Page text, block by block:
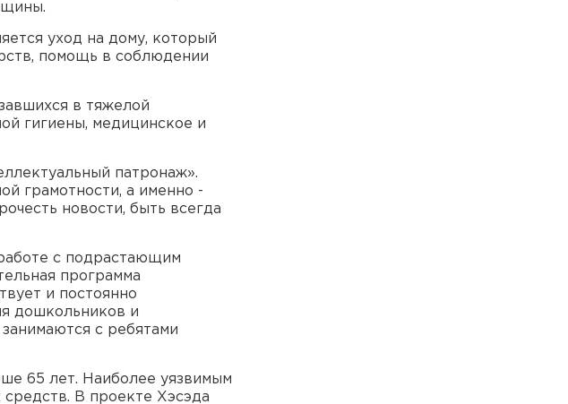
уход на дому, который
помощь в соблюдении
в тяжелой
гигиены, медицинское и
патронаж».
грамотности, а именно -
новости, быть всегда
с подрастающим
программа
и постоянно
дошкольников и
с ребятами
65 лет. Наиболее уязвимым
В проекте Хэсэда